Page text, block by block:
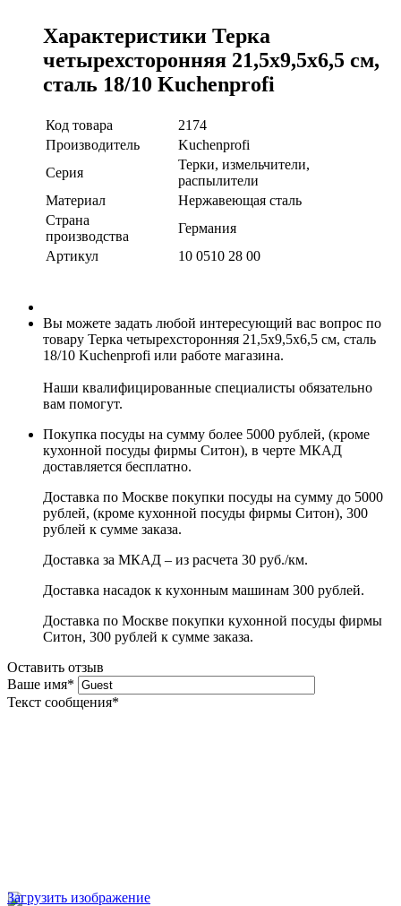
Характеристики Терка
четырехсторонняя 21,5х9,5х6,5 см,
сталь 18/10 Kuchenprofi
Код товара
2174
Производитель
Kuchenprofi
Серия
Терки, измельчители,
распылители
Материал
Нержавеющая сталь
Страна
производства
Германия
Артикул
10 0510 28 00
Вы можете задать любой интересующий вас вопрос по
товару Терка четырехсторонняя 21,5х9,5х6,5 см, сталь
18/10 Kuchenprofi или работе магазина.
Наши квалифицированные специалисты обязательно
вам помогут.
Покупка посуды на сумму более 5000 рублей, (кроме
кухонной посуды фирмы Ситон), в черте МКАД
доставляется бесплатно.
Доставка по Москве покупки посуды на сумму до 5000
рублей, (кроме кухонной посуды фирмы Ситон), 300
рублей к сумме заказа.
Доставка за МКАД – из расчета 30 руб./км.
Доставка насадок к кухонным машинам 300 рублей.
Доставка по Москве покупки кухонной посуды фирмы
Ситон, 300 рублей к сумме заказа.
Оставить отзыв
Ваше имя*
Текст сообщения*
Загрузить изображение